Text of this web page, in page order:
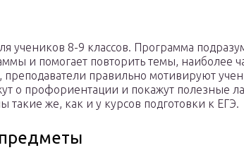
учеников 8-9 классов. Программа
и помогает повторить темы, наиболее
правильно мотивируют
о профориентации и покажут полезные
такие же, как и у курсов подготовки к ЕГЭ.